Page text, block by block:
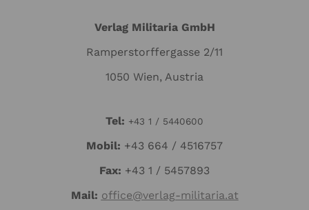
Verlag Militaria GmbH
Ramperstorffergasse 2/11
1050 Wien, Austria
Tel: +43 1 / 5440600
Mobil: +43 664 / 4516757
Fax: +43 1 / 5457893
Mail: office@verlag-militaria.at